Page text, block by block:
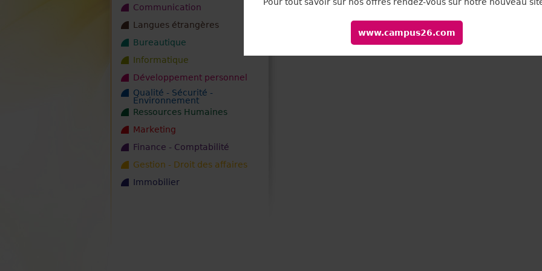
www.campus26.com
Communication
Langues étrangères
Bureautique
Informatique
Développement personnel
Qualité - Sécurité -
Environnement
Ressources Humaines
Marketing
Finance - Comptabilité
Gestion - Droit des affaires
Immobilier